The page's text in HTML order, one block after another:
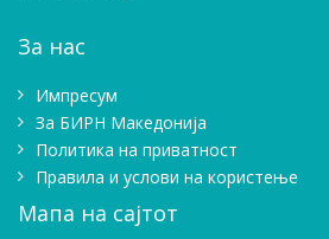
За нас
Импресум
Зa БИРН Македонија
Политика на приватност
Правила и услови на користење
Мапа на сајтот